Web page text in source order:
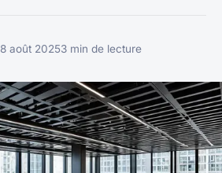
8 août 20253 min de lecture